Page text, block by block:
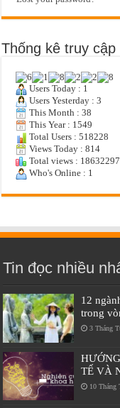
Thống kê truy cập
Users Today : 1
Users Yesterday : 3
This Month : 38
This Year : 1549
Total Users : 518228
Views Today : 814
Total views : 18632297
Who's Online : 1
Tin đọc nhiều
12
trong
3 Tháng
TẾ VÀ
10 Tháng